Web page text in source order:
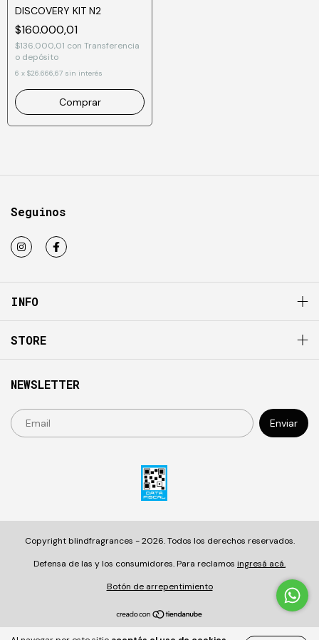
DISCOVERY KIT N2
$160.000,01
$136.000,01 con Transferencia
o depósito
6 x $26.666,67 sin interés
Comprar
Seguinos
INFO
STORE
NEWSLETTER
Copyright blindfragrances - 2026. Todos los derechos reservados.
Defensa de las y los consumidores. Para reclamos ingresá acá.
Botón de arrepentimiento